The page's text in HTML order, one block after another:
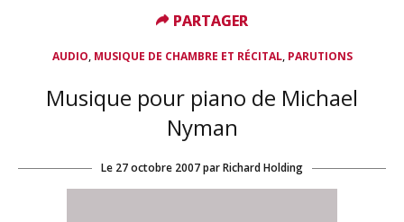
AUDIO, MUSIQUE DE CHAMBRE ET RÉCITAL, PARUTIONS
Musique pour piano de Michael
Nyman
Le 27 octobre 2007parRichard Holding
PARTAGER
PARTAGER